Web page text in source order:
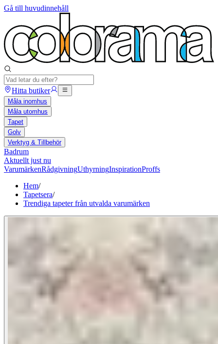
Gå till huvudinnehåll
Hitta butiker
Måla inomhus
Måla utomhus
Tapet
Golv
Verktyg & Tillbehör
Badrum
Aktuellt just nu
VarumärkenRådgivningUthyrningInspirationProffs
Hem/
Tapetsera/
Trendiga tapeter från utvalda varumärken